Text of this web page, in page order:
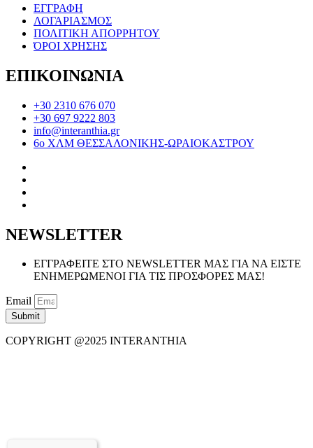
ΕΓΓΡΑΦΗ
ΛΟΓΑΡΙΑΣΜΟΣ
ΠΟΛΙΤΙΚΗ ΑΠΟΡΡΗΤΟΥ
ΌΡΟΙ ΧΡΗΣΗΣ
ΕΠΙΚΟΙΝΩΝΙΑ
+30 2310 676 070
+30 697 9222 803
info@interanthia.gr
6ο ΧΛΜ ΘΕΣΣΑΛΟΝΙΚΗΣ-ΩΡΑΙΟΚΑΣΤΡΟΥ
NEWSLETTER
ΕΓΓΡΑΦΕΙΤΕ ΣΤΟ NEWSLETTER ΜΑΣ ΓΙΑ ΝΑ ΕΙΣΤΕ
ΕΝΗΜΕΡΩΜΕΝΟΙ ΓΙΑ ΤΙΣ ΠΡΟΣΦΟΡΕΣ ΜΑΣ!
Email
Submit
COPYRIGHT @2025 INTERANTHIA